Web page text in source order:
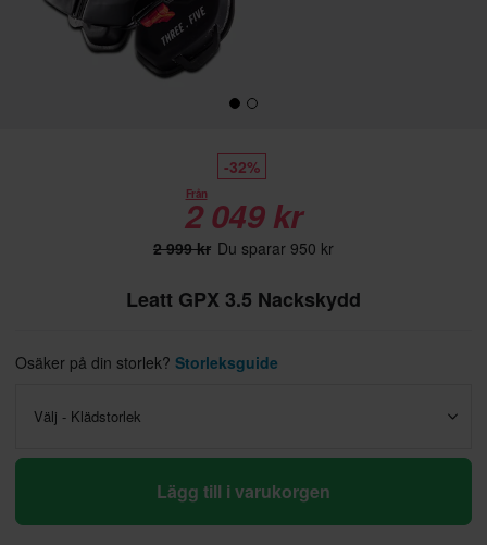
-32%
Från
2 049 kr
2 999 kr Du sparar 950 kr
Leatt GPX 3.5 Nackskydd
Osäker på din storlek? Storleksguide
Välj - Klädstorlek
Lägg till i varukorgen